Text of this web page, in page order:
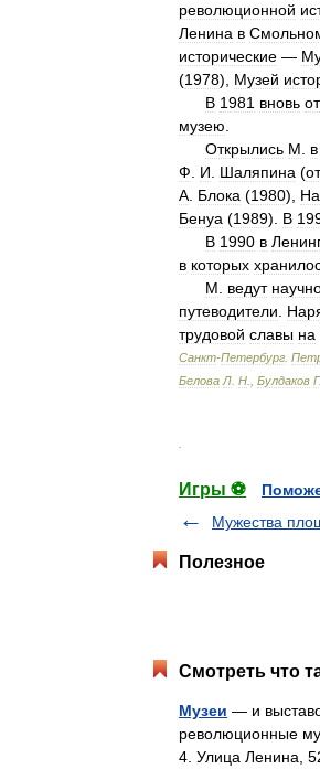
революционной
Ленина в
исторические —
(1978), Музей
В 1981 вновь
музею
Открылись М в
Ф
И Шаляпина (
А Блока (1980),
Бенуа (1989). В
В 1990 в
в которых
М
ведут
путеводители
трудовой славы на
Санкт-Петербург
Белова Л Н Булдаков Г.
Игры ⚽
Мужества
Полезное
Смотреть что
Музеи — и
революционные
4. Улица Ленина,